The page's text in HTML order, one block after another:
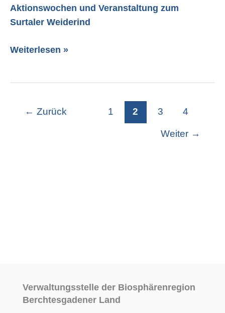
Aktionswochen und Veranstaltung zum
Surtaler Weiderind
Weiterlesen »
← Zurück 1 2 3 4
Weiter →
Verwaltungsstelle der Biosphärenregion
Berchtesgadener Land